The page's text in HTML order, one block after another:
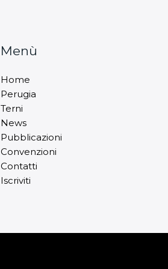
Menù
Home
Perugia
Terni
News
Pubblicazioni
Convenzioni
Contatti
Iscriviti